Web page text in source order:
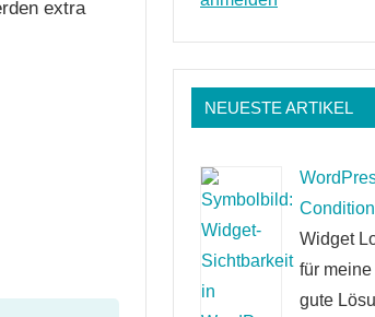
extra
NEUESTE ARTIKEL
Widget
für
gute